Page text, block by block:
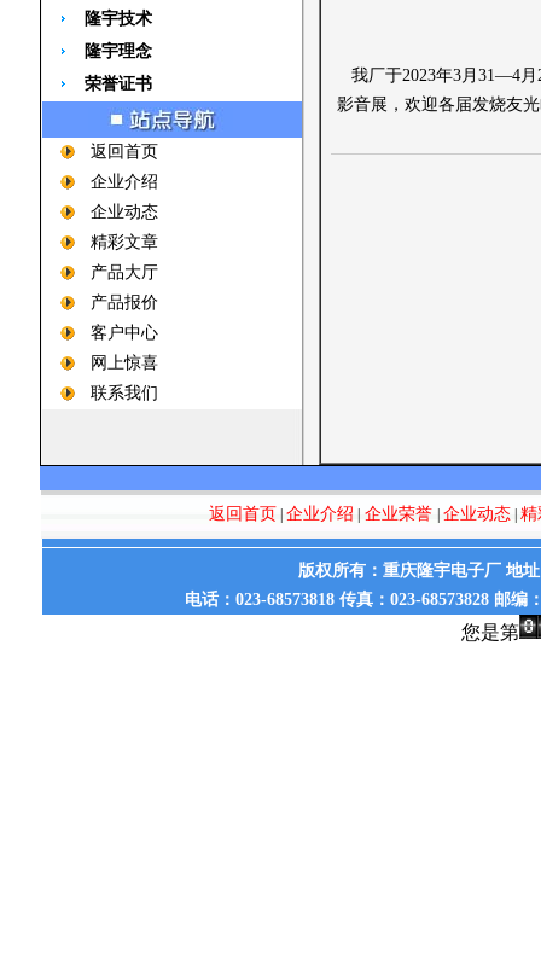
隆宇技术
隆宇理念
荣誉证书
返回首页
企业介绍
企业动态
精彩文章
产品大厅
产品报价
客户中心
网上惊喜
联系我们
我厂于2023年3月31—4
影音展，欢迎各届发烧友
返回首页 企业介绍 企业荣誉 企业动态 精
版权所有：重庆隆宇电子厂 地
电话：023-68573818 传真：023-68573828 邮
您是第